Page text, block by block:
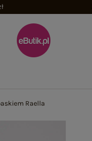
Raella